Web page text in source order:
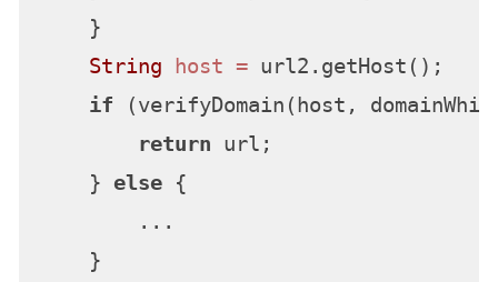
    }
String host = url2.getHost();
if (verifyDomain(host,
return url;
    }
else {
        ...
    }